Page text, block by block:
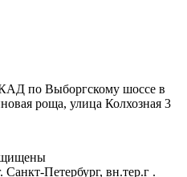
по Выборгскому шоссе в
роща, улица Колхозная 3
Петербург, вн.тер.г .